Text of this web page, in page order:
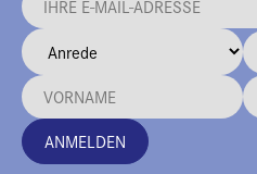
ANMELDEN